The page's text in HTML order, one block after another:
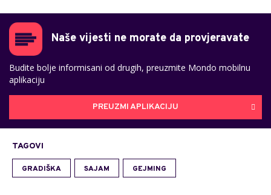
Naše vijesti ne morate da provjeravate
Budite bolje informisani od drugih, preuzmite Mondo mobilnu
aplikaciju
PREUZMI APLIKACIJU
TAGOVI
GRADIŠKA SAJAM GEJMING